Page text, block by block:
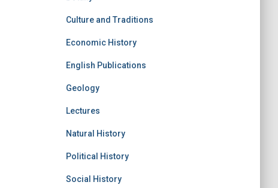
Culture and Traditions
Economic History
English Publications
Geology
Lectures
Natural History
Political History
Social History